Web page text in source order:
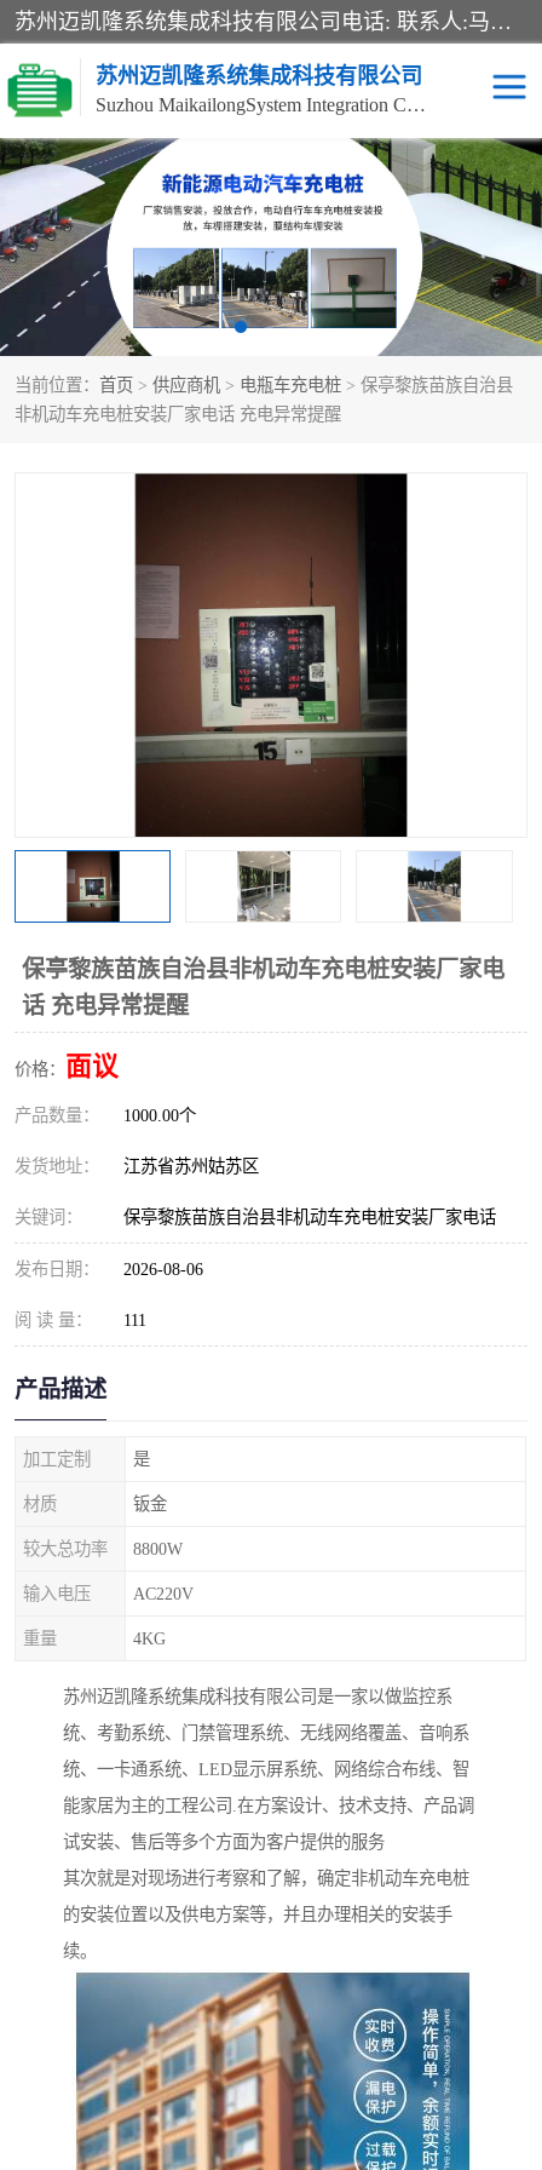
苏州迈凯隆系统集成科技有限公司电话: 联系人:马杰森 销售安装视频监控、报警系统、电话交换机、门禁考勤、巡更系统、呼叫对讲系统、停车场道闸、智能家居、广播系统、综合布线、办公设备、电子商务软件、网络工程、酒店门锁系列 系统集成、VOD视频点播、LED显示屏、节能产品、USP电源、收银机等弱电及智能化项目。
苏州迈凯隆系统集成科技有限公司
Suzhou MaikailongSystem Integration Co., Ltd.
当前位置： 首页 > 供应商机 > 电瓶车充电桩 > 保亭黎族苗族自治县
非机动车充电桩安装厂家电话 充电异常提醒
保亭黎族苗族自治县非机动车充电桩安装厂家电
话 充电异常提醒
价格： 面议
产品数量： 1000.00个
发货地址： 江苏省苏州姑苏区
关键词： 保亭黎族苗族自治县非机动车充电桩安装厂家电话
发布日期： 2026-08-06
阅 读 量： 111
产品描述
加工定制 是
材质 钣金
较大总功率 8800W
输入电压 AC220V
重量 4KG
苏州迈凯隆系统集成科技有限公司是一家以做监控系
统、考勤系统、门禁管理系统、无线网络覆盖、音响系
统、一卡通系统、LED显示屏系统、网络综合布线、智
能家居为主的工程公司.在方案设计、技术支持、产品调
试安装、售后等多个方面为客户提供的服务
其次就是对现场进行考察和了解，确定非机动车充电桩
的安装位置以及供电方案等，并且办理相关的安装手
续。
非机动车充电桩 电瓶车充电桩
电动自行车充电桩 两轮电动车充电桩
充电桩